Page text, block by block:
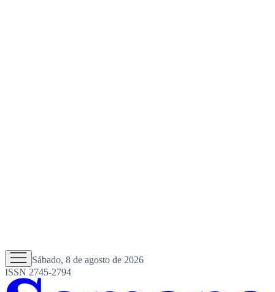
Sábado, 8 de agosto de 2026
ISSN 2745-2794